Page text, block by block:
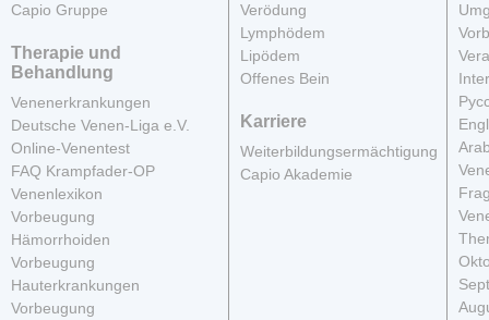
Capio Gruppe
Therapie und
Behandlung
Venenerkrankungen
Deutsche Venen-Liga e.V.
Online-Venentest
FAQ Krampfader-OP
Venenlexikon
Vorbeugung
Hämorrhoiden
Vorbeugung
Hauterkrankungen
Vorbeugung
Verödung
Lymphödem
Lipödem
Offenes Bein
Karriere
Weiterbildungsermächtigung
Capio Akademie